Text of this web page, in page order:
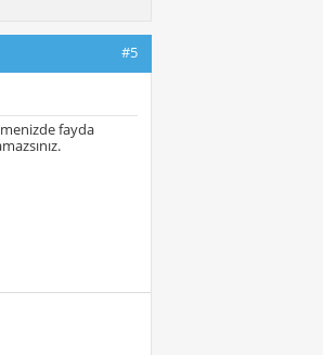
#5
fayda